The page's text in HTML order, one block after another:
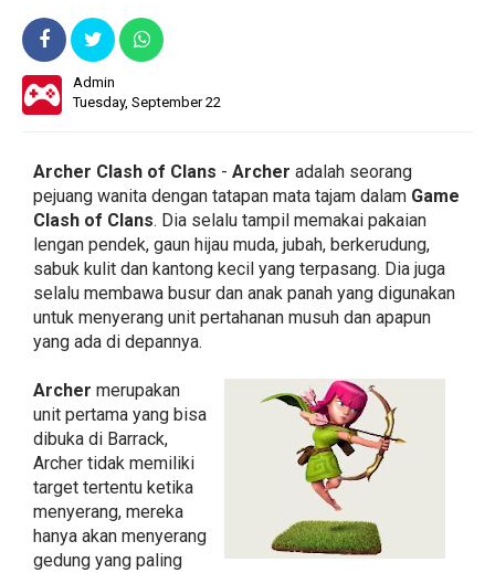
Admin
Tuesday, September 22
Archer Clash of Clans - Archer adalah seorang
pejuang wanita dengan tatapan mata tajam dalam Game
Clash of Clans. Dia selalu tampil memakai pakaian
lengan pendek, gaun hijau muda, jubah, berkerudung,
sabuk kulit dan kantong kecil yang terpasang. Dia juga
selalu membawa busur dan anak panah yang digunakan
untuk menyerang unit pertahanan musuh dan apapun
yang ada di depannya.
Archer merupakan
unit pertama yang bisa
dibuka di Barrack,
Archer tidak memiliki
target tertentu ketika
menyerang, mereka
hanya akan menyerang
gedung yang paling